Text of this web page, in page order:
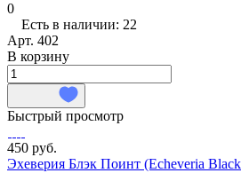
0
Есть в наличии: 22
Арт. 402
В корзину
Быстрый просмотр
450 руб.
Эхеверия Блэк Поинт (Echeveria